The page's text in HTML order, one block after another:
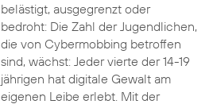
belästigt, ausgegrenzt oder
bedroht: Die Zahl der Jugendlichen,
die von Cybermobbing betroffen
sind, wächst: Jeder vierte der 14-19
jährigen hat digitale Gewalt am
eigenen Leibe erlebt. Mit der